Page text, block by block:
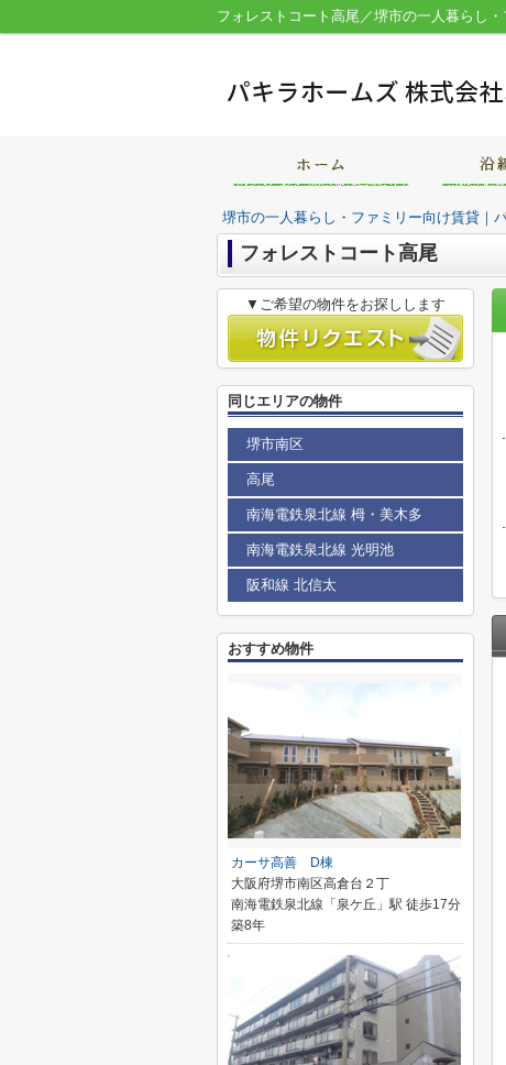
堺市の一人暮らし・ファミリー向け賃貸
フォレストコート高尾
▼ご希望の物件をお探しします
同じエリアの物件
堺市南区
高尾
南海電鉄泉北線 栂・美木多
南海電鉄泉北線 光明池
阪和線 北信太
おすすめ物件
カーサ高善 D棟
大阪府堺市南区高倉台２丁
南海電鉄泉北線「泉ケ丘」駅 徒歩17分
築8年